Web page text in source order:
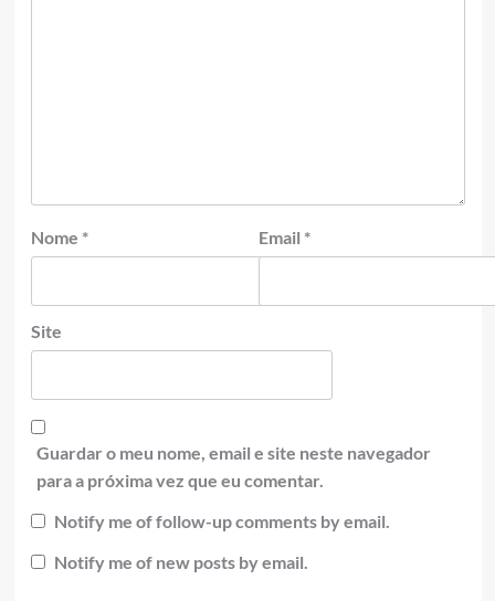
Nome * Email *
Site
Guardar o meu nome, email e site neste navegador
para a próxima vez que eu comentar.
Notify me of follow-up comments by email.
Notify me of new posts by email.